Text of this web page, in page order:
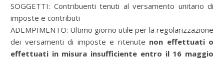
SOGGETTI: Contribuenti tenuti al versamento unitario di
imposte e contributi
ADEMPIMENTO: Ultimo giorno utile per la regolarizzazione
dei versamenti di imposte e ritenute non effettuati o
effettuati in misura insufficiente entro il 16 maggio